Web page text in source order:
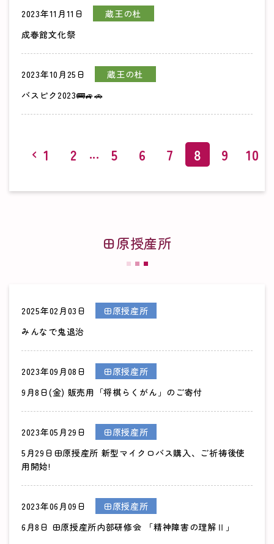
2023年11月11日
蔵王の杜
成春館文化祭
2023年10月25日
蔵王の杜
バスピク2023🚌🚙🚗
1 2 ... 5 6 7 8 9 10
田原授産所
2025年02月03日
田原授産所
みんなで鬼退治
2023年09月08日
田原授産所
9月8日(金) 販売用「将棋らくがん」のご寄付
2023年05月29日
田原授産所
5月29日田原授産所 新型マイクロバス購入、ご祈祷後使
用開始!
2023年06月09日
田原授産所
6月8日 田原授産所内部研修会 「精神障害の理解Ⅱ」